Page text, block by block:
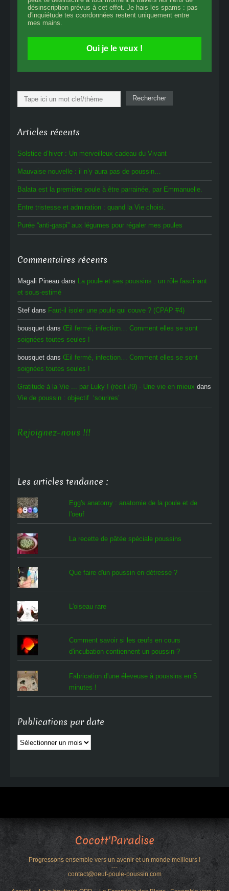
désinscription prévus à cet effet. Je hais les spams : pas
d'inquiétude tes coordonnées restent uniquement entre
mes mains.
Oui je le veux !
Rechercher Rechercher
Articles récents
Solstice d’hiver : Un merveilleux cadeau du Vivant
Mauvaise nouvelle : il n’y aura pas de poussin…
Balata est la première poule à être parrainée, par Emmanuelle.
Entre tristesse et admiration : quand la Vie choisi.
Purée “anti-gaspi” aux légumes pour régaler mes poules
Commentaires récents
Magali Pineau dans La poule et ses poussins : un rôle fascinant
et sous-estimé
Stef dans Faut-il isoler une poule qui couve ? (CPAP #4)
bousquet dans Œil fermé, infection… Comment elles se sont
soignées toutes seules !
bousquet dans Œil fermé, infection… Comment elles se sont
soignées toutes seules !
Gratitude à la Vie ... par Luky ! (récit #9) - Une vie en mieux dans
Vie de poussin : objectif ‘sourires’
Rejoignez-nous !!!
Les articles tendance :
Egg's anatomy : anatomie de la poule et de
l'oeuf
La recette de pâtée spéciale poussins
Que faire d'un poussin en détresse ?
L'oiseau rare
Comment savoir si les œufs en cours
d'incubation contiennent un poussin ?
Fabrication d'une éleveuse à poussins en 5
minutes !
Publications par date
Publications
par
Cocott'Paradise
Progressons ensemble vers un avenir et un monde meilleurs !
---
contact@oeuf-poule-poussin.com